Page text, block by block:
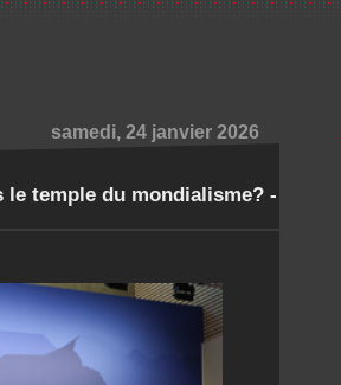
samedi, 24 janvier 2026
le temple du mondialisme? -